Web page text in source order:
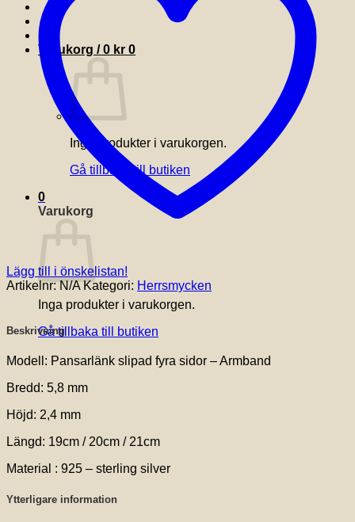
Varukorg /0 kr 0
Inga produkter i varukorgen.
Gå tillbaka till butiken
0
Varukorg
Inga produkter i varukorgen.
Gå tillbaka till butiken
Lägg till i önskelistan!
Artikelnr:N/A Kategori: Herrsmycken
Beskrivning
Modell: Pansarlänk slipad fyra sidor – Armband
Bredd: 5,8 mm
Höjd: 2,4 mm
Längd: 19cm / 20cm / 21cm
Material : 925 – sterling silver
Ytterligare information